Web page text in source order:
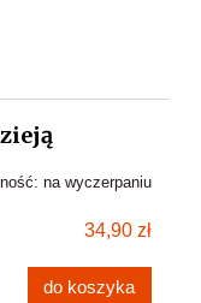
na wyczerpaniu
34,90 zł
do koszyka